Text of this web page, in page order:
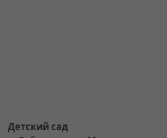
Детский сад